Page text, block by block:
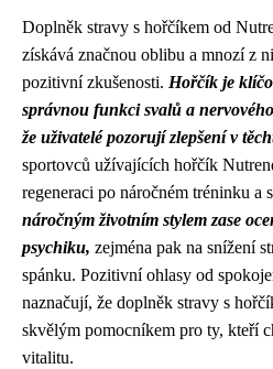
Doplněk stravy s hořčíkem od
získává značnou oblibu a mnozí z
pozitivní zkušenosti. Hořčík je
správnou funkci svalů a
že uživatelé pozorují zlepšení v
sportovců užívajících hořčík
regeneraci po náročném tréninku a
náročným životním stylem zase
psychiku, zejména pak na snížení
spánku. Pozitivní ohlasy od
naznačují, že doplněk stravy s
skvělým pomocníkem pro ty, kteří
vitalitu.